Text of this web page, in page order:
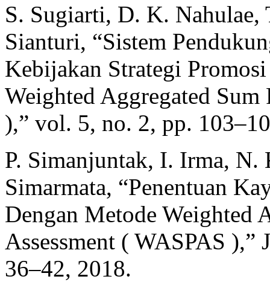
S. Sugiarti, D. K. Nahulae,
Sianturi, “Sistem
Kebijakan Strategi
Weighted Aggregated Sum
),” vol. 5, no. 2, pp.
P. Simanjuntak, I. Irma, N.
Simarmata, “Penentuan
Dengan Metode Weighted
Assessment ( WASPAS
36–42, 2018.